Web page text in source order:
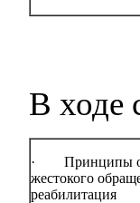
В ходе
·Принципы
жестокого
реабилитация